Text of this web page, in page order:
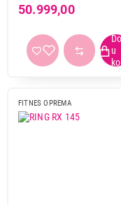
50.999,00
FITNES OPREMA